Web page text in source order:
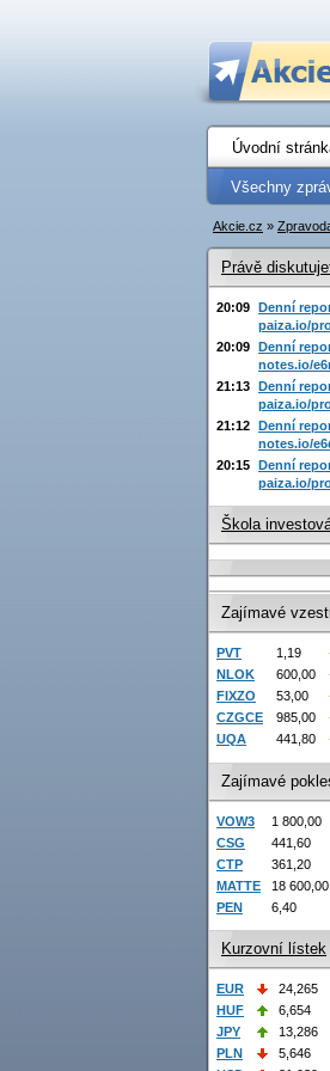
Úvodní
Všechny
Akcie.cz »
Právě
20:09 Denní
paiza.io/
20:09 Denní
notes.io/
21:13 Denní
paiza.io/
21:12 Denní
notes.io/
20:15 Denní
paiza.io/
Škola
Zajímavé
PVT 1,19
NLOK
600,00
FIXZO
53,00
CZGCE
985,00
UQA
441,80
Zajímavé
VOW3 1 800,00
CSG
441,60
CTP
361,20
MATTE
18 600,00
PEN
6,40
Kurzovní lístek
EUR 24,265
HUF
6,654
JPY
13,286
PLN
5,646